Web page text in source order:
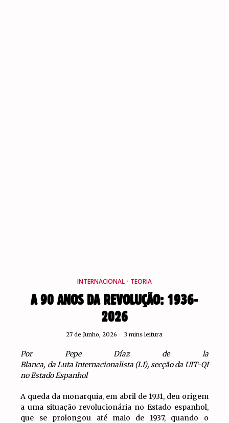
INTERNACIONAL · TEORIA
A 90 ANOS DA REVOLUÇÃO: 1936-
2026
27 de Junho, 2026 3 mins leitura
Por Pepe Díaz de la
Blanca, da Luta Internacionalista (LI), secção da UIT-QI
no Estado Espanhol
A queda da monarquia, em abril de 1931, deu origem
a uma situação revolucionária no Estado espanhol,
que se prolongou até maio de 1937, quando o